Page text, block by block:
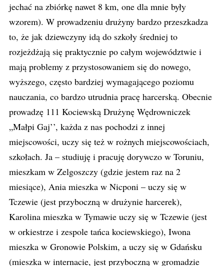
jechać na zbiórkę nawet 8 km, one dla mnie były
wzorem). W prowadzeniu drużyny bardzo przeszkadza
to, że jak dziewczyny idą do szkoły średniej to
rozjeżdżają się praktycznie po całym województwie i
mają problemy z przystosowaniem się do nowego,
wyższego, często bardziej wymagającego poziomu
nauczania, co bardzo utrudnia pracę harcerską. Obecnie
prowadzę 111 Kociewską Drużynę Wędrowniczek
„Małpi Gaj’’, każda z nas pochodzi z innej
miejscowości, uczy się też w rożnych miejscowościach,
szkołach. Ja – studiuję i pracuję dorywczo w Toruniu,
mieszkam w Zelgoszczy (gdzie jestem raz na 2
miesiące), Ania mieszka w Nicponi – uczy się w
Tczewie (jest przyboczną w drużynie harcerek),
Karolina mieszka w Tymawie uczy się w Tczewie (jest
w orkiestrze i zespole tańca kociewskiego), Iwona
mieszka w Gronowie Polskim, a uczy się w Gdańsku
(mieszka w internacie, jest przyboczną w gromadzie